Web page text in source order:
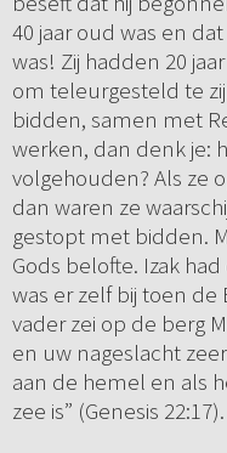
40 jaar oud was en
was! Zij hadden 20
om teleurgesteld te
bidden, samen met
werken, dan denk je:
volgehouden? Als ze
dan waren ze
gestopt met bidden.
Gods belofte. Izak
was er zelf bij toen de
vader zei op de berg
en uw nageslacht
aan de hemel en als
zee is” (Genesis 22:17).